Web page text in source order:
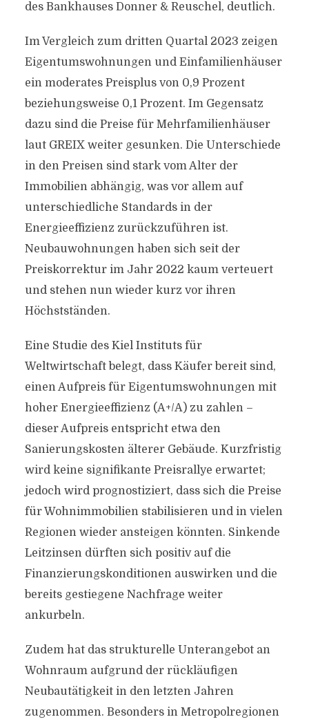
des Bankhauses Donner & Reuschel, deutlich.
Im Vergleich zum dritten Quartal 2023 zeigen
Eigentumswohnungen und Einfamilienhäuser
ein moderates Preisplus von 0,9 Prozent
beziehungsweise 0,1 Prozent. Im Gegensatz
dazu sind die Preise für Mehrfamilienhäuser
laut GREIX weiter gesunken. Die Unterschiede
in den Preisen sind stark vom Alter der
Immobilien abhängig, was vor allem auf
unterschiedliche Standards in der
Energieeffizienz zurückzuführen ist.
Neubauwohnungen haben sich seit der
Preiskorrektur im Jahr 2022 kaum verteuert
und stehen nun wieder kurz vor ihren
Höchstständen.
Eine Studie des Kiel Instituts für
Weltwirtschaft belegt, dass Käufer bereit sind,
einen Aufpreis für Eigentumswohnungen mit
hoher Energieeffizienz (A+/A) zu zahlen –
dieser Aufpreis entspricht etwa den
Sanierungskosten älterer Gebäude. Kurzfristig
wird keine signifikante Preisrallye erwartet;
jedoch wird prognostiziert, dass sich die Preise
für Wohnimmobilien stabilisieren und in vielen
Regionen wieder ansteigen könnten. Sinkende
Leitzinsen dürften sich positiv auf die
Finanzierungskonditionen auswirken und die
bereits gestiegene Nachfrage weiter
ankurbeln.
Zudem hat das strukturelle Unterangebot an
Wohnraum aufgrund der rückläufigen
Neubautätigkeit in den letzten Jahren
zugenommen. Besonders in Metropolregionen